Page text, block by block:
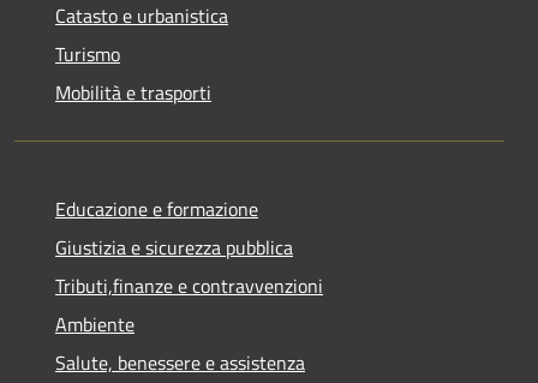
Catasto e urbanistica
Turismo
Mobilità e trasporti
Educazione e formazione
Giustizia e sicurezza pubblica
Tributi,finanze e contravvenzioni
Ambiente
Salute, benessere e assistenza